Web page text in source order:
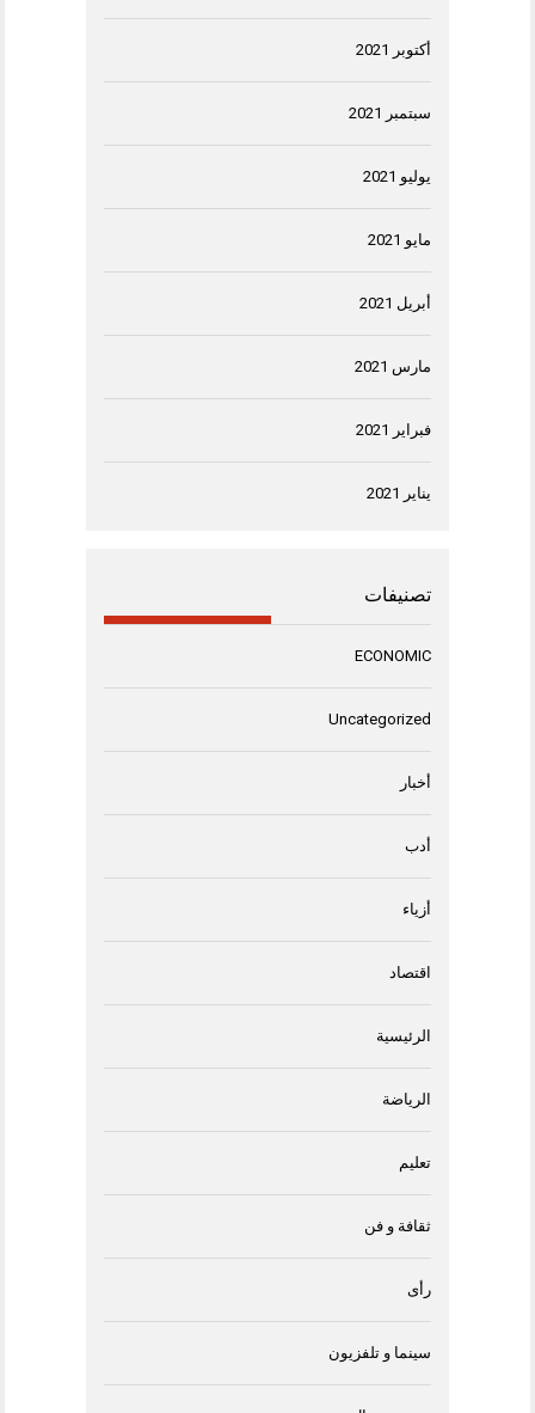
أكتوبر 2021
سبتمبر 2021
يوليو 2021
مايو 2021
أبريل 2021
مارس 2021
فبراير 2021
يناير 2021
تصنيفات
ECONOMIC
Uncategorized
أخبار
أدب
أزياء
اقتصاد
الرئيسية
الرياضة
تعليم
ثقافة و فن
رأى
سينما و تلفزيون